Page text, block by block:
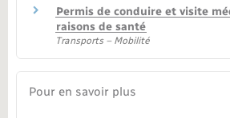
Permis de conduire et visite
raisons de santé
Transports – Mobilité
Pour en savoir plus